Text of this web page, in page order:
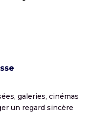
galeries, cinémas
un regard sincère